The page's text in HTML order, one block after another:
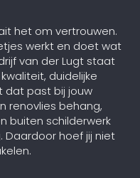
het om vertrouwen.
werkt en doet wat
van der Lugt staat
duidelijke
dat past bij jouw
renovlies behang,
buiten schilderwerk
hoef jij niet